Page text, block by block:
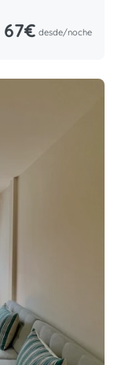
67€ desde/noche